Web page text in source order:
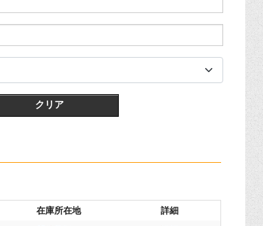
クリア
在庫所在地
詳細